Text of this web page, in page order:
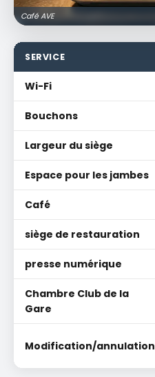
Café AVE
SERVICE
Wi-Fi
Bouchons
Largeur du siège
Espace pour les jambes
Café
siège de restauration
presse numérique
Chambre Club de la
Gare
Modification/annulation